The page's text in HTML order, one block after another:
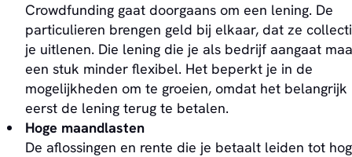
Crowdfunding gaat doorgaans om een lening. De
particulieren brengen geld bij elkaar, dat ze
je uitlenen. Die lening die je als bedrijf aangaat
een stuk minder flexibel. Het beperkt je in de
mogelijkheden om te groeien, omdat het belangrijk
eerst de lening terug te betalen.
Hoge maandlasten
De aflossingen en rente die je betaalt leiden tot